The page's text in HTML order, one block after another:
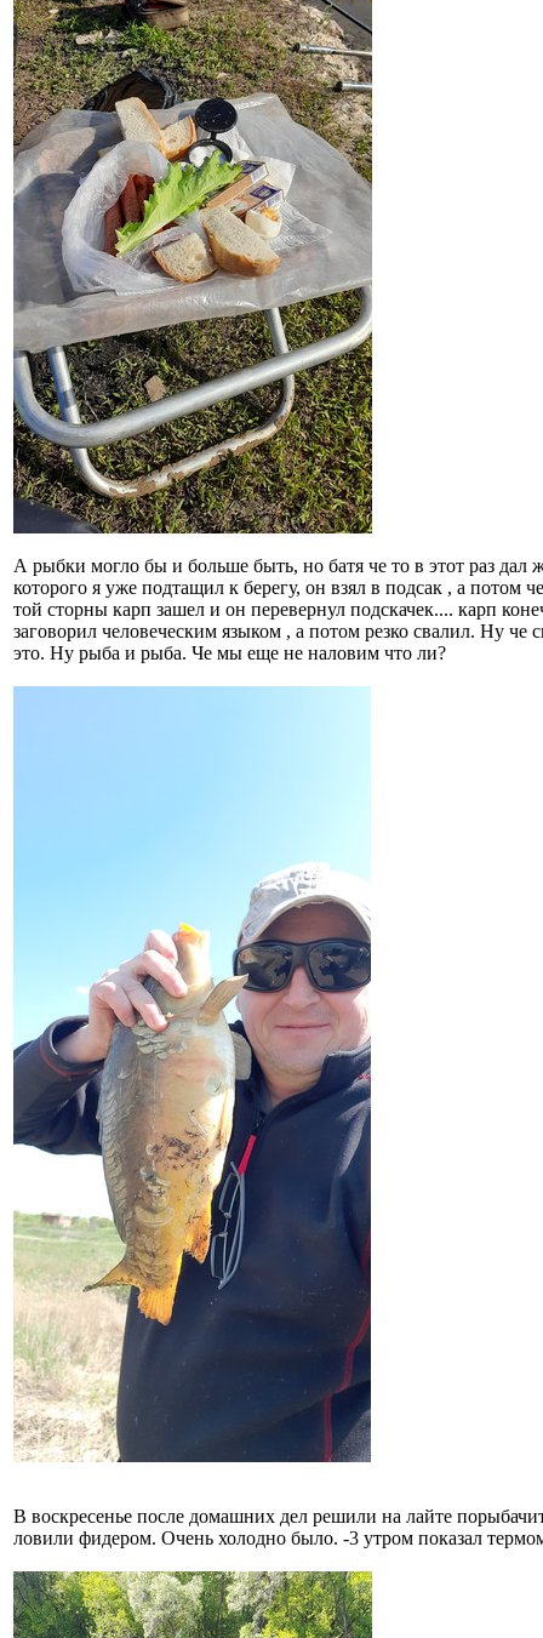
А рыбки могло бы и больше быть, но батя че то в этот раз дал
которого я уже подтащил к берегу, он взял в подсак , а потом
той сторны карп зашел и он перевернул подскачек.... карп
заговорил человеческим языком , а потом резко свалил. Ну че
это. Ну рыба и рыба. Че мы еще не наловим что ли?
В воскресенье после домашних дел решили на лайте
ловили фидером. Очень холодно было. -3 утром показал